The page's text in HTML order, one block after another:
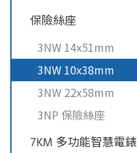
保險絲座
3NW 14x51mm
3NW 10x38mm
3NW 22x58mm
3NP 保險絲座
7KM 多功能智慧電錶